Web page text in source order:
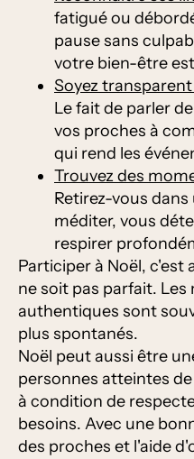
fatigué ou
pause sans
votre bien-être
Soyez
Le fait de parler
vos proches à
qui rend les
Trouvez des
Retirez-vous
méditer, vous
respirer
Participer à Noël,
ne soit pas parfait.
authentiques sont
plus spontanés.
Noël peut aussi être
personnes atteintes
à condition de
besoins. Avec une
des proches et l'aide